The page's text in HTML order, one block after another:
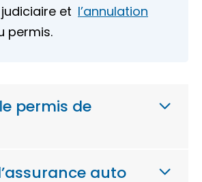
et l’annulation
permis.
permis de
auto